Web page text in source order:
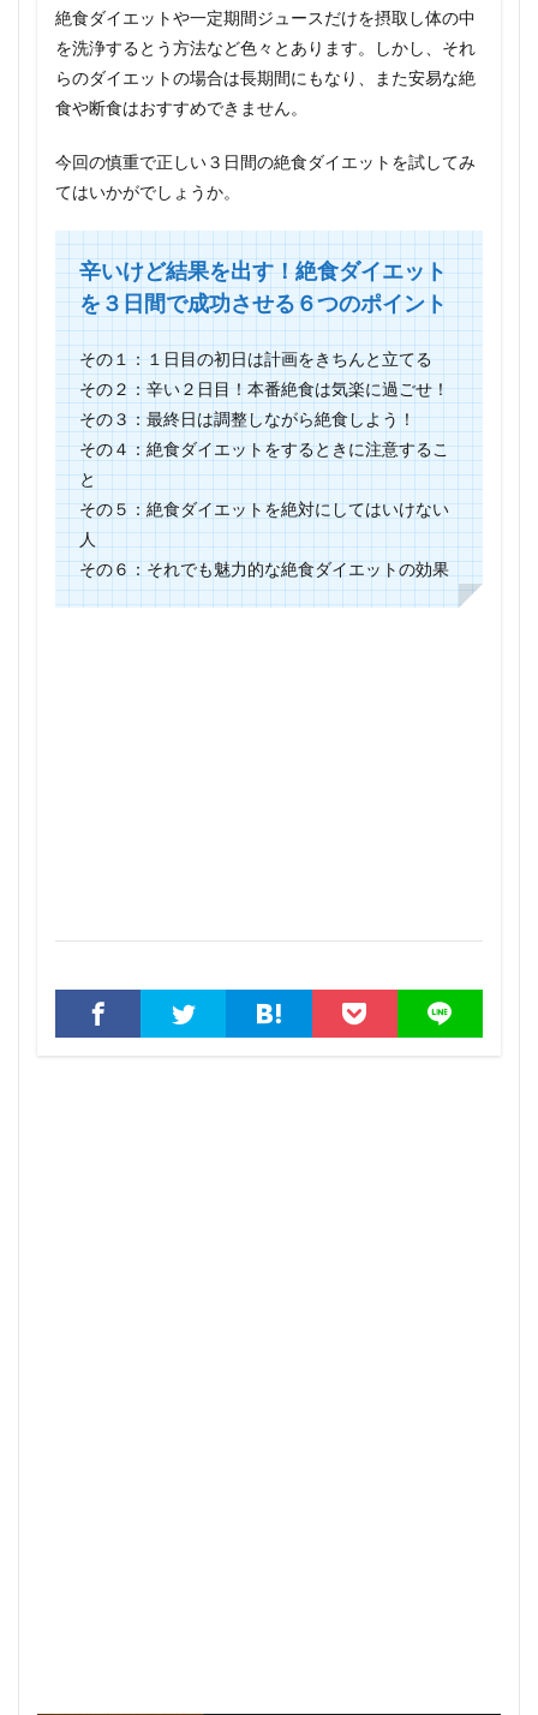
絶食ダイエットや一定期間ジュースだけを摂取し体の中
を洗浄するとう方法など色々とあります。しかし、それ
らのダイエットの場合は長期間にもなり、また安易な絶
食や断食はおすすめできません。
今回の慎重で正しい３日間の絶食ダイエットを試してみ
てはいかがでしょうか。
辛いけど結果を出す！絶食ダイエット
を３日間で成功させる６つのポイント
その１：１日目の初日は計画をきちんと立てる
その２：辛い２日目！本番絶食は気楽に過ごせ！
その３：最終日は調整しながら絶食しよう！
その４：絶食ダイエットをするときに注意するこ
と
その５：絶食ダイエットを絶対にしてはいけない
人
その６：それでも魅力的な絶食ダイエットの効果